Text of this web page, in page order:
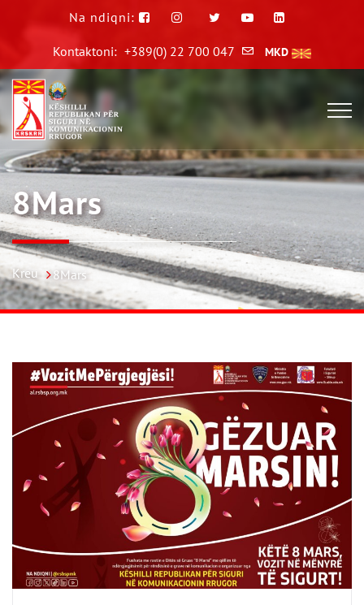
Na ndiqni:
Kontaktoni: +389(0) 22 700 047 MKD
8Mars
Kreu 8Mars